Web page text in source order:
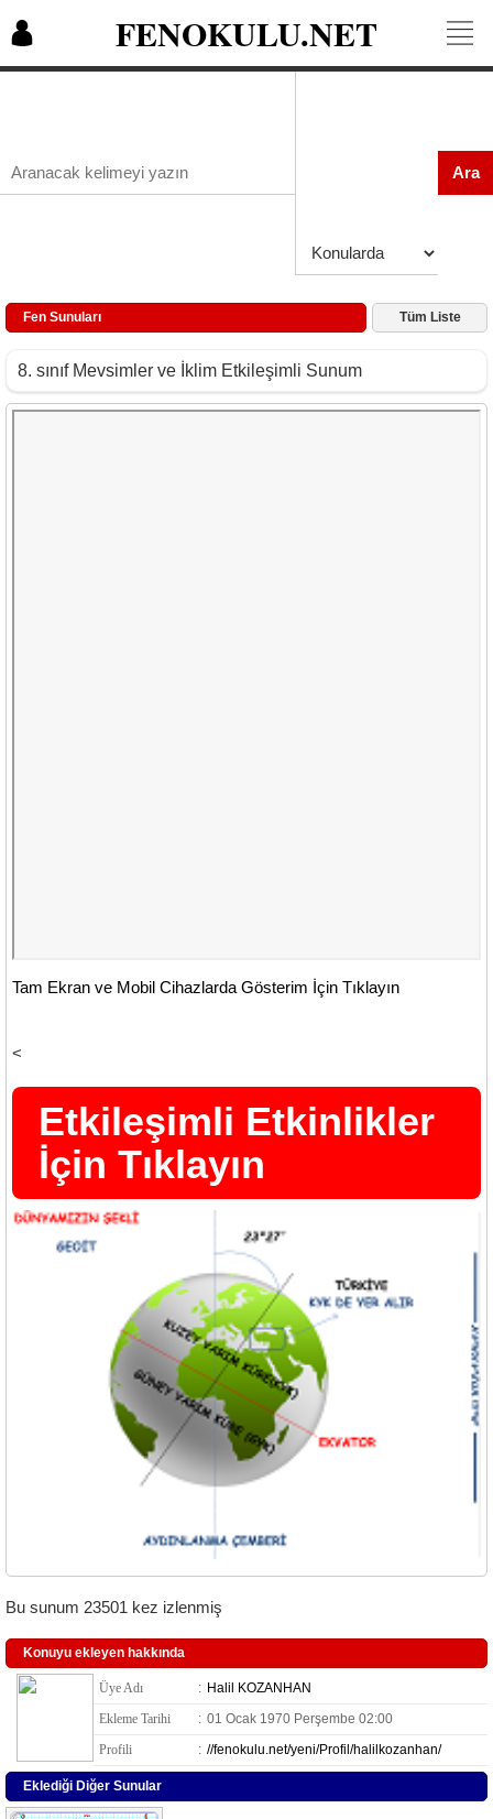
FENOKULU.NET
Ara
Fen Sunuları Tüm Liste
8. sınıf Mevsimler ve İklim Etkileşimli Sunum
Tam Ekran ve Mobil Cihazlarda Gösterim İçin Tıklayın
<
Etkileşimli Etkinlikler
İçin Tıklayın
Bu sunum 23501 kez izlenmiş
Konuyu ekleyen hakkında
Üye Adı : Halil KOZANHAN
Ekleme Tarihi
: 01 Ocak 1970 Perşembe 02:00
Profili
: //fenokulu.net/yeni/Profil/halilkozanhan/
Eklediği Diğer Sunular